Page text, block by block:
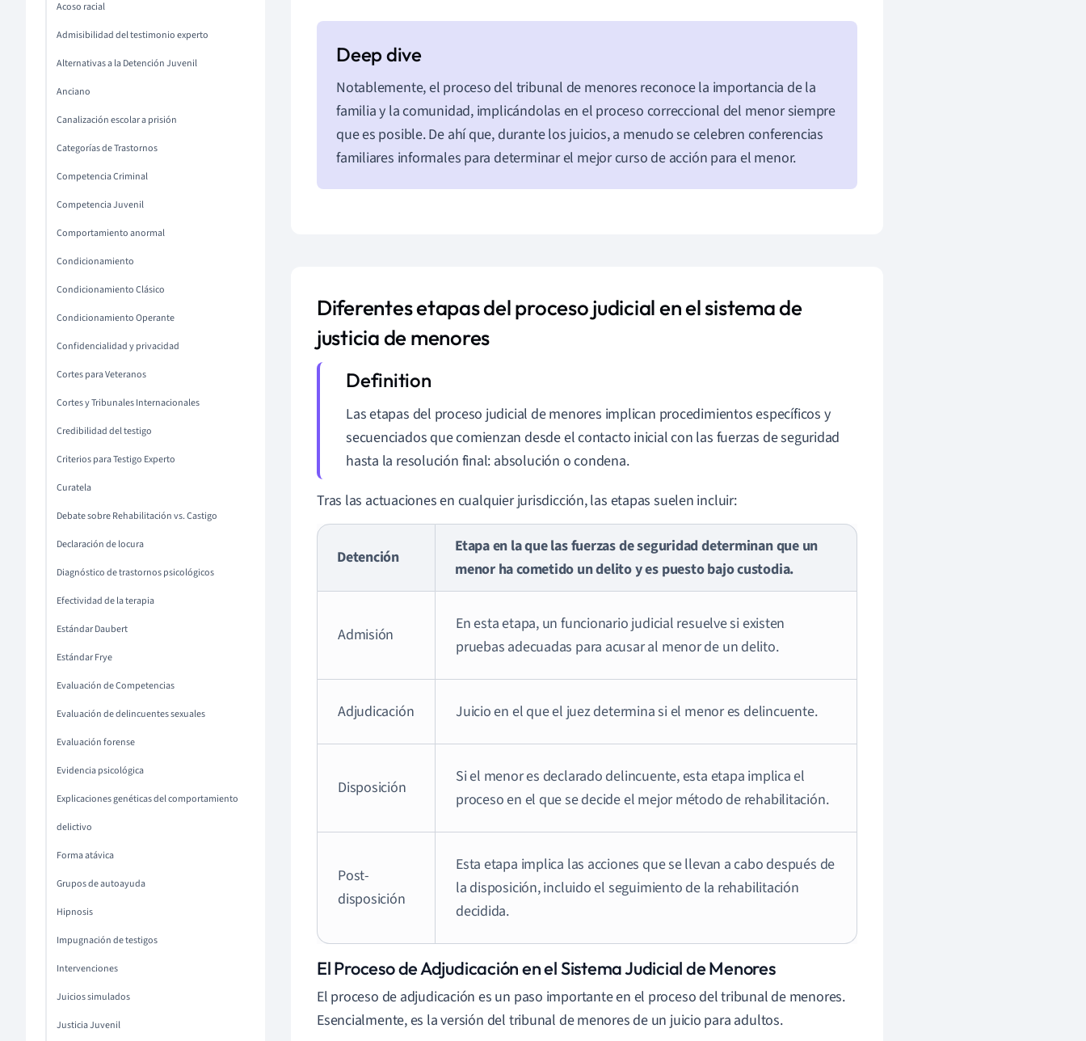
Acoso racial
Admisibilidad del testimonio experto
Alternativas a la Detención Juvenil
Anciano
Canalización escolar a prisión
Categorías de Trastornos
Competencia Criminal
Competencia Juvenil
Comportamiento anormal
Condicionamiento
Condicionamiento Clásico
Condicionamiento Operante
Confidencialidad y privacidad
Cortes para Veteranos
Cortes y Tribunales Internacionales
Credibilidad del testigo
Criterios para Testigo Experto
Curatela
Debate sobre Rehabilitación vs. Castigo
Declaración de locura
Diagnóstico de trastornos psicológicos
Efectividad de la terapia
Estándar Daubert
Estándar Frye
Evaluación de Competencias
Evaluación de delincuentes sexuales
Evaluación forense
Evidencia psicológica
Explicaciones genéticas del comportamiento
delictivo
Forma atávica
Grupos de autoayuda
Hipnosis
Impugnación de testigos
Intervenciones
Juicios simulados
Justicia Juvenil
Notablemente, el proceso del tribunal de menores reconoce la importancia de la
familia y la comunidad, implicándolas en el proceso correccional del menor siempre
que es posible. De ahí que, durante los juicios, a menudo se celebren conferencias
familiares informales para determinar el mejor curso de acción para el menor.
Diferentes etapas del proceso judicial en el sistema de
justicia de menores
Las etapas del proceso judicial de menores implican procedimientos específicos y
secuenciados que comienzan desde el contacto inicial con las fuerzas de seguridad
hasta la resolución final: absolución o condena.
Tras las actuaciones en cualquier jurisdicción, las etapas suelen incluir:
Detención
Etapa en la que las fuerzas de seguridad determinan que un
menor ha cometido un delito y es puesto bajo custodia.
Admisión
En esta etapa, un funcionario judicial resuelve si existen
pruebas adecuadas para acusar al menor de un delito.
Adjudicación Juicio en el que el juez determina si el menor es delincuente.
Disposición
Si el menor es declarado delincuente, esta etapa implica el
proceso en el que se decide el mejor método de rehabilitación.
Post-
disposición
Esta etapa implica las acciones que se llevan a cabo después de
la disposición, incluido el seguimiento de la rehabilitación
decidida.
El Proceso de Adjudicación en el Sistema Judicial de Menores
El proceso de adjudicación es un paso importante en el proceso del tribunal de menores.
Esencialmente, es la versión del tribunal de menores de un juicio para adultos.